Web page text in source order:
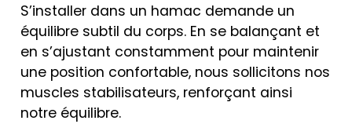
S’installer dans un hamac demande un
équilibre subtil du corps. En se balançant et
en s’ajustant constamment pour maintenir
une position confortable, nous sollicitons nos
muscles stabilisateurs, renforçant ainsi
notre équilibre.